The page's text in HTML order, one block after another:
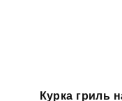
Курка гриль